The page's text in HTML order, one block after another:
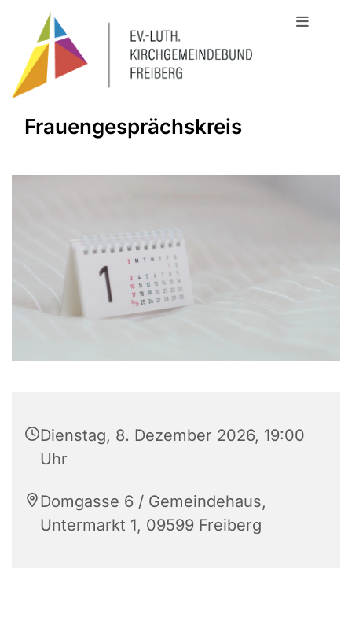
Frauengesprächskreis
Dienstag, 8. Dezember 2026, 19:00
Uhr
Domgasse 6 / Gemeindehaus,
Untermarkt 1, 09599 Freiberg